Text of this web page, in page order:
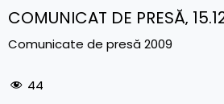
COMUNICAT DE PRESĂ‚
Comunicate de presă 2009
44